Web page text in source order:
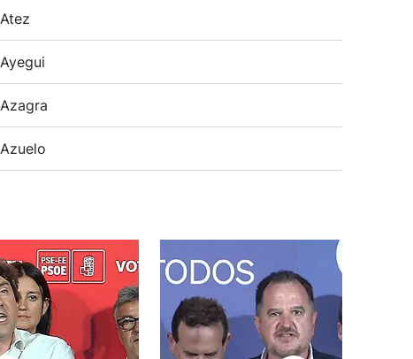
Atez
Ayegui
Azagra
Azuelo